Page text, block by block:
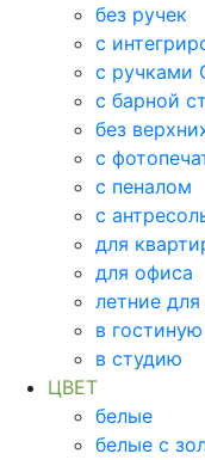
без ручек
с
с ручками
с барной
без
с
с пеналом
с
для
для офиса
летние
в гостиную
в студию
ЦВЕТ
белые
белые с